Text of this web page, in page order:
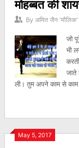
मोहब्बत की
By अमित जैन 'मौलिक'
जो
भी
जाते
ली। तुम अपने काम से काम
May 5, 2017